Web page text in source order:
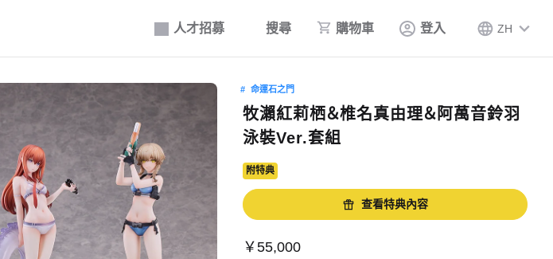
人才招募 搜尋 購物車 登入 ZH
命運石之門
牧瀨紅莉栖＆椎名真由理＆阿萬音鈴羽
泳裝Ver.套組
附特典
查看特典內容
￥55,000